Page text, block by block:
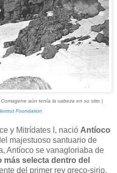
aún tenía la cabeza en su sitio |
Foundation
y Mitrídates I, nació Antíoco
majestuoso santuario de
Antíoco se vanagloriaba de
más selecta dentro del
del primer rey greco-sirio,